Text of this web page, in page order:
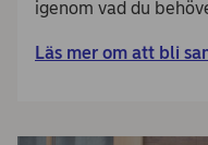
igenom vad du
Läs mer om att bli